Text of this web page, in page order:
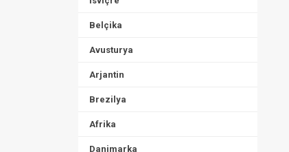
Belçika
Avusturya
Arjantin
Brezilya
Afrika
Danimarka